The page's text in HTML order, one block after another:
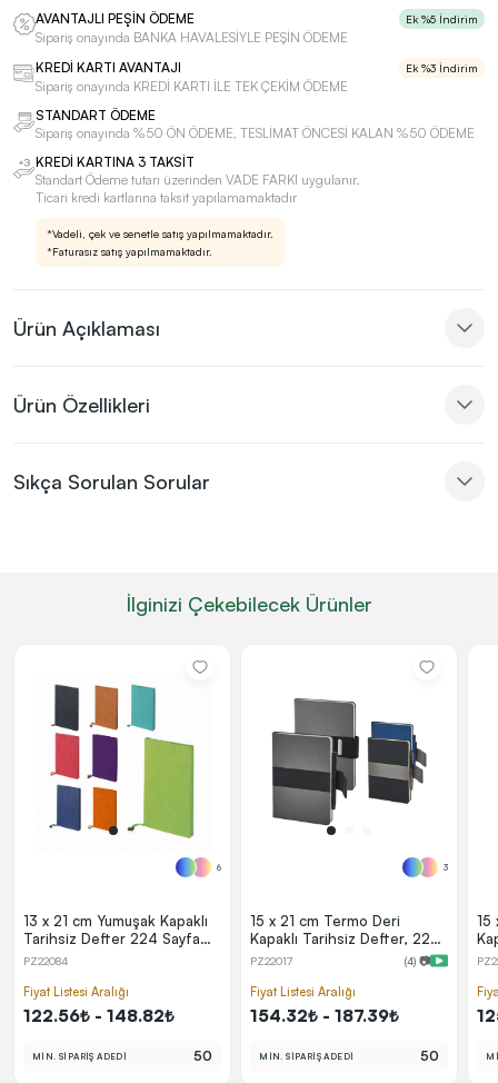
Ürün Açıklaması
Ürün Özellikleri
Sıkça Sorulan Sorular
AVANTAJLI PEŞİN ÖDEME Ek %5 İndirim
Sipariş onayında BANKA HAVALESİYLE PEŞİN ÖDEME
KREDİ KARTI AVANTAJI
Ek %3 İndirim
Sipariş onayında KREDİ KARTI İLE TEK ÇEKİM ÖDEME
STANDART ÖDEME
Sipariş onayında %50 ÖN ÖDEME, TESLİMAT ÖNCESİ KALAN %50 ÖDEME
KREDİ KARTINA 3 TAKSİT
Standart Ödeme tutarı üzerinden VADE FARKI uygulanır.
Ticari kredi kartlarına taksit yapılamamaktadır
*Vadeli, çek ve senetle satış yapılmamaktadır.
*Faturasız satış yapılmamaktadır.
İlginizi Çekebilecek Ürünler
6
13 x 21 cm Yumuşak Kapaklı
Tarihsiz Defter 224 Sayfa
70 gr Ivory Krem İç Kağıt
PZ22084
Fiyat Listesi Aralığı
122.56₺ - 148.82₺
MİN. SİPARİŞ ADEDİ 50
3
15 x 21 cm Termo Deri
Kapaklı Tarihsiz Defter, 224
Sayfa, 80 gr. Ivory İç Kağıt,
Kilitli
PZ22017 (4) 📷
Fiyat Listesi Aralığı
154.32₺ - 187.39₺
MİN. SİPARİŞ ADEDİ 50
15